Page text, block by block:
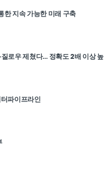
한 지속 가능한 미래 구축
로우 제쳤다… 정확도 2배 이상 높
파이프라인